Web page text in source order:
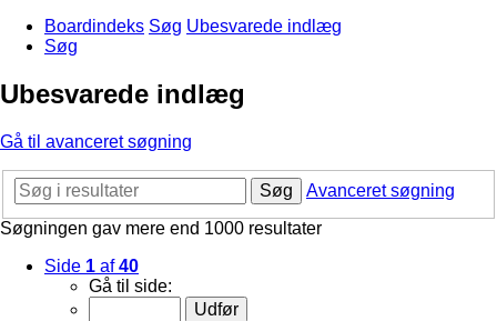
Boardindeks Søg Ubesvarede indlæg
Søg
Ubesvarede indlæg
Gå til avanceret søgning
Søg
Avanceret søgning
Søgningen gav mere end 1000 resultater
Side 1 af40
Gå til side: